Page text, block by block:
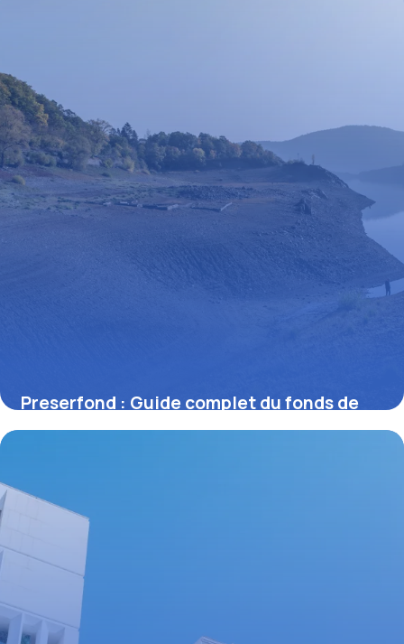
Preserfond : Guide complet du fonds de
préservation